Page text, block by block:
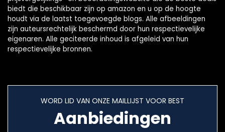
biedt die beschikbaar zijn op amazon en u op de hoogte
houdt via de laatst toegevoegde blogs. Alle afbeeldingen
zijn auteursrechtelijk beschermd door hun respectievelijke
eigenaren. Alle geciteerde inhoud is afgeleid van hun
respectievelijke bronnen.
WORD LID VAN ONZE MAILLIJST VOOR BEST
Aanbiedingen